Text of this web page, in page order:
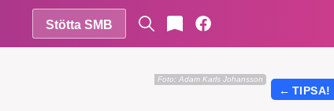
Stötta SMB
Foto: Adam Karls Johansson
← TIPSA!